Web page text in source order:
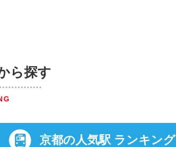
ら探す
京都の人気駅 ランキング